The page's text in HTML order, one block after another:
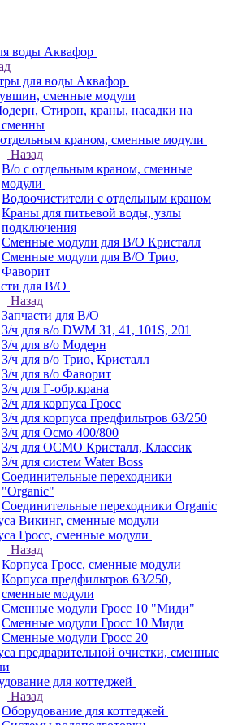
воды Аквафор
для воды Аквафор
сменные модули
Стирон, краны, насадки на
сменны
краном, сменные модули
Назад
В/о с отдельным краном, сменные
модули
Водоочистители с отдельным краном
Краны для питьевой воды, узлы
подключения
Сменные модули для В/О Кристалл
Сменные модули для В/О Трио,
Фаворит
для В/О
Назад
Запчасти для В/О
З/ч для в/о DWM 31, 41, 101S, 201
З/ч для в/о Модерн
З/ч для в/о Трио, Кристалл
З/ч для в/о Фаворит
З/ч для Г-обр.крана
З/ч для корпуса Гросс
З/ч для корпуса предфильтров 63/250
З/ч для Осмо 400/800
З/ч для ОСМО Кристалл, Классик
З/ч для систем Water Boss
Соединительные переходники
"Organic"
Соединительные переходники Organic
Викинг, сменные модули
Гросс, сменные модули
Назад
Корпуса Гросс, сменные модули
Корпуса предфильтров 63/250,
сменные модули
Сменные модули Гросс 10 "Миди"
Сменные модули Гросс 10 Миди
Сменные модули Гросс 20
предварительной очистки, сменные
для коттеджей
Назад
Оборудование для коттеджей